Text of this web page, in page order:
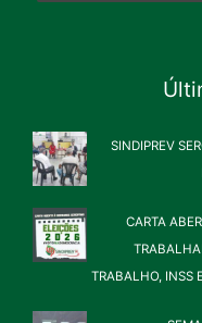
SINDIPREV
CARTA
TRABALHO, INSS